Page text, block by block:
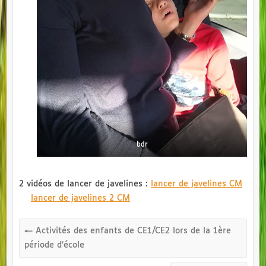
bdr
2 vidéos de lancer de javelines :
lancer de javelines CM
lancer de javelines 2 CM
←Activités des enfants de CE1/CE2 lors de la 1ère
période d’école